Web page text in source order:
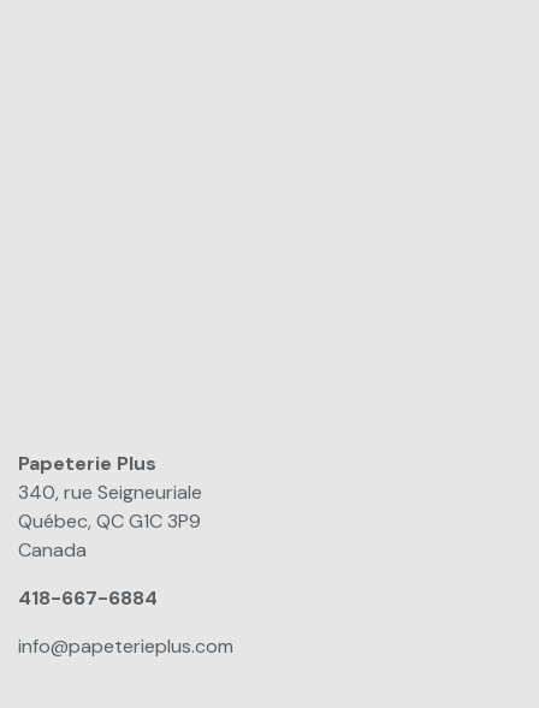
Papeterie Plus​
340, rue Seigneuriale
Québec, QC G1C 3P9
Canada
418-667-6884
info@papeterieplus.com